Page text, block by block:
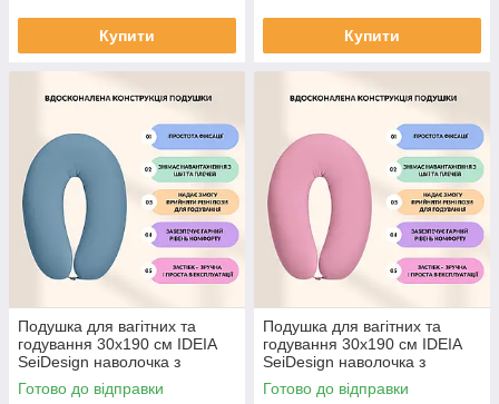
Купити Купити
Подушка для вагітних та
годування 30х190 см IDEIA
SeiDesign наволочка з
бавовни на блискавці
Готово до відправки
Подушка для вагітних та
годування 30х190 см IDEIA
SeiDesign наволочка з
бавовни на блискавці
Готово до відправки